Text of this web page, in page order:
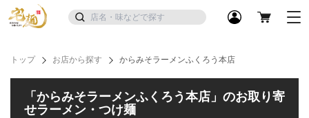
トップ お店から探す からみそラーメンふくろう本店
「からみそラーメンふくろう本店」のお取り寄
せラーメン・つけ麺